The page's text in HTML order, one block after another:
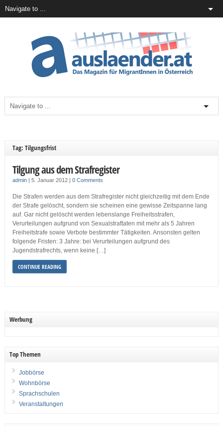
Tag: Tilgungsfrist
Tilgung aus dem Strafregister
admin| 5. Januar 2012 | 0 Comments
Die Strafen werden aus dem Strafregister nicht gleichzeitig mit dem Ende
der Strafe gelöscht, sondern sie scheinen eine gewisse Zeitspanne lang
auf. Gar nicht gelöscht werden lebenslange Freiheitsstrafen,
Verurteilungen aufgrund von Sexualstraftaten mit mehr als 5 Jahren
Freiheitstrafe sowie Verbote bestimmter Tätigkeiten. Ansonsten gelten
folgende Fristen: 3 Jahre: bei Verurteilungen aufgrund des
Jugendstrafrechts, wenn keine […]
CONTINUE READING
Werbung
Top Themen
Jobbörse
Wohnbörse
Sprachschulen
Veranstaltungen